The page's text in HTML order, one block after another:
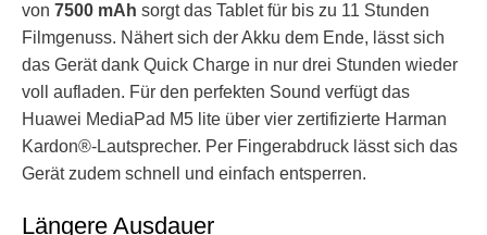
von 7500 mAh sorgt das Tablet für bis zu 11 Stunden
Filmgenuss. Nähert sich der Akku dem Ende, lässt sich
das Gerät dank Quick Charge in nur drei Stunden wieder
voll aufladen. Für den perfekten Sound verfügt das
Huawei MediaPad M5 lite über vier zertifizierte Harman
Kardon®-Lautsprecher. Per Fingerabdruck lässt sich das
Gerät zudem schnell und einfach entsperren.
Längere Ausdauer